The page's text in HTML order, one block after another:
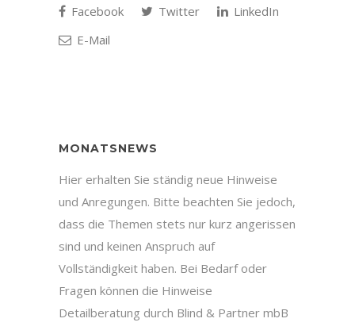
Facebook Twitter
LinkedIn
E-Mail
MONATSNEWS
Hier erhalten Sie ständig neue Hinweise
und Anregungen. Bitte beachten Sie jedoch,
dass die Themen stets nur kurz angerissen
sind und keinen Anspruch auf
Vollständigkeit haben. Bei Bedarf oder
Fragen können die Hinweise
Detailberatung durch Blind & Partner mbB